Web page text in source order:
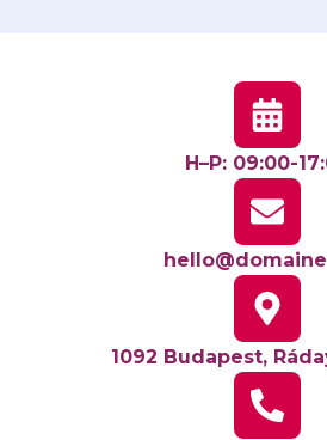
H–P: 09:00-
1092 Budapest,